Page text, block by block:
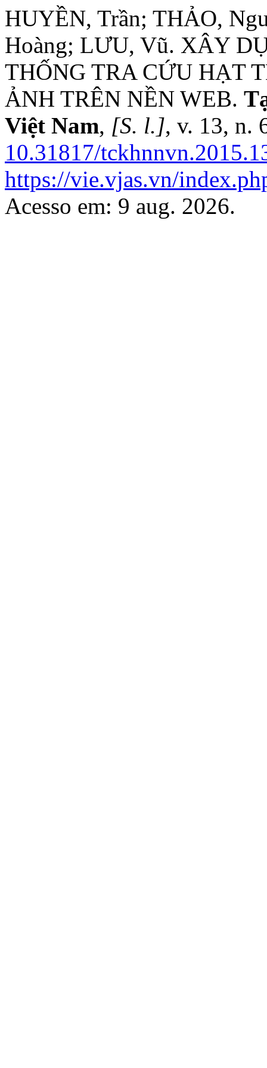
HUYỀN, Trần; THẢO,
Hoàng; LƯU, Vũ. XÂY
THỐNG TRA CỨU HẠT
ẢNH TRÊN NỀN WEB.
Việt Nam, [S. l.], v. 13, n.
10.31817/
https://vie.vjas.vn/
Acesso em: 9 aug. 2026.